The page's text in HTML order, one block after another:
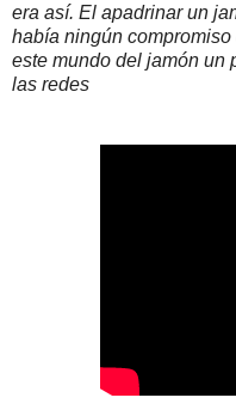
era así. El apadrinar un
había ningún
este mundo del jamón un
las redes